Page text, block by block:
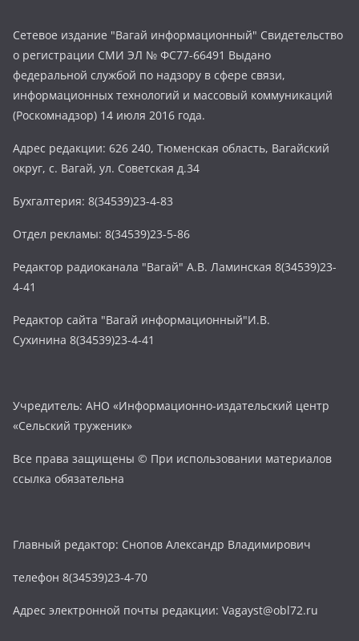
Сетевое издание "Вагай информационный" Свидетельство
о регистрации СМИ ЭЛ № ФС77-66491 Выдано
федеральной службой по надзору в сфере связи,
информационных технологий и массовый коммуникаций
(Роскомнадзор) 14 июля 2016 года.
Адрес редакции: 626 240, Тюменская область, Вагайский
округ, с. Вагай, ул. Советская д.34
Бухгалтерия: 8(34539)23-4-83
Отдел рекламы: 8(34539)23-5-86
Редактор радиоканала "Вагай" А.В. Ламинская 8(34539)23-
4-41
Редактор сайта "Вагай информационный"И.В.
Сухинина 8(34539)23-4-41
Учредитель: АНО «Информационно-издательский центр
«Сельский труженик»
Все права защищены © При использовании материалов
ссылка обязательна
Главный редактор: Снопов Александр Владимирович
телефон 8(34539)23-4-70
Адрес электронной почты редакции: Vagayst@obl72.ru